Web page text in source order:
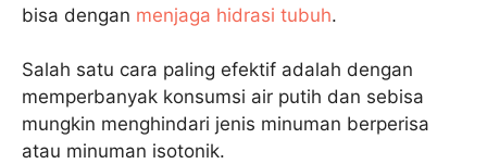
bisa dengan menjaga hidrasi tubuh.
Salah satu cara paling efektif adalah dengan
memperbanyak konsumsi air putih dan sebisa
mungkin menghindari jenis minuman berperisa
atau minuman isotonik.